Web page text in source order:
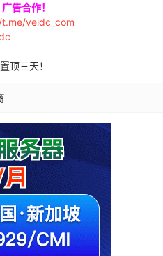
告合作！
veidc_com
顶三天！